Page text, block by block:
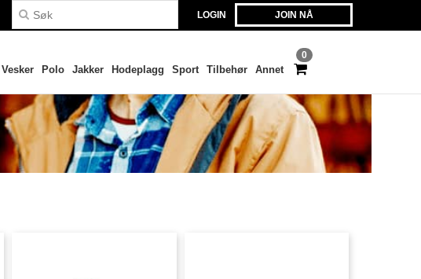
LOGIN JOIN NÅ
0
Vesker Polo Jakker Hodeplagg Sport Tilbehør Annet